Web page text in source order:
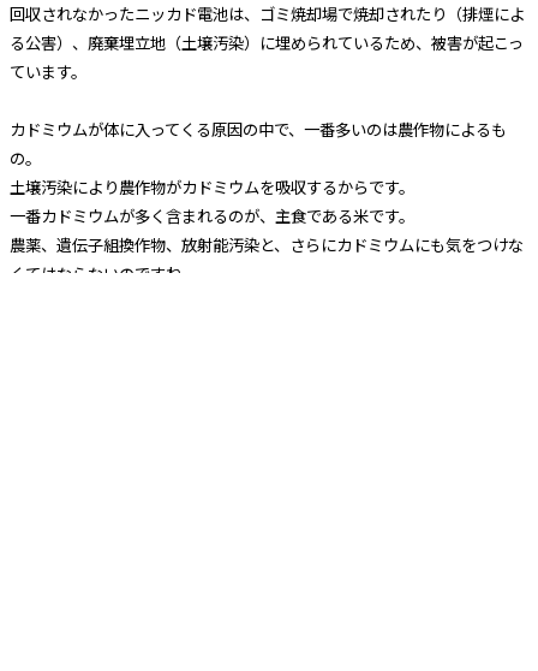
回収されなかったニッカド電池は、ゴミ焼却場で焼却されたり（排煙によ
る公害）、廃棄埋立地（土壌汚染）に埋められているため、被害が起こっ
ています。
カドミウムが体に入ってくる原因の中で、一番多いのは農作物によるも
の。
土壌汚染により農作物がカドミウムを吸収するからです。
一番カドミウムが多く含まれるのが、主食である米です。
農薬、遺伝子組換作物、放射能汚染と、さらにカドミウムにも気をつけな
くてはならないのですね。